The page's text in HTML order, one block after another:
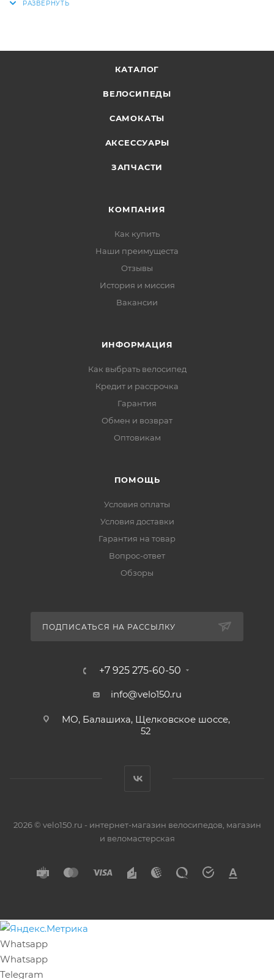
КАТАЛОГ
ВЕЛОСИПЕДЫ
САМОКАТЫ
АКСЕССУАРЫ
ЗАПЧАСТИ
КОМПАНИЯ
Как купить
Наши преимущеста
Отзывы
История и миссия
Вакансии
ИНФОРМАЦИЯ
Как выбрать велосипед
Кредит и рассрочка
Гарантия
Обмен и возврат
Оптовикам
ПОМОЩЬ
Условия оплаты
Условия доставки
Гарантия на товар
Вопрос-ответ
Обзоры
ПОДПИСАТЬСЯ НА РАССЫЛКУ
+7 925 275-60-50
info@velo150.ru
МО, Балашиха, Щелковское шоссе,
52
2026 © velo150.ru - интернет-магазин велосипедов, магазин
и веломастерская
Whatsapp
Whatsapp
Telegram